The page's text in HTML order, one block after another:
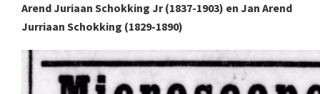
Divers
Makers
Images
Arend Juriaan Schokking Jr (1837-1903) en Jan Arend
Jurriaan Schokking (1829-1890)